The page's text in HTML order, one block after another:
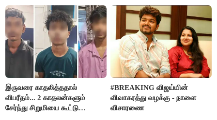
கதறல்
FSSAI தடை
இருவரை காதலித்ததால்
விபரீதம்... 2 காதலன்களும்
சேர்ந்து சிறுமியை கூட்டு
#BREAKING விஜய்யின்
விவாகரத்து வழக்கு - நாளை
விசாரணை